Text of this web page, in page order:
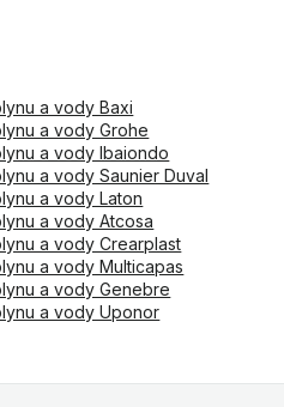
a vody Baxi
a vody Grohe
a vody Ibaiondo
a vody Saunier Duval
a vody Laton
a vody Atcosa
a vody Crearplast
a vody Multicapas
a vody Genebre
a vody Uponor